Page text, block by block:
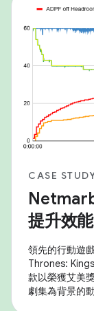
示、熱溫和遊
光展銳在自家
CASE
提升效能
領先的行動遊
Thrones:
款以榮獲艾美
劇集為背景的